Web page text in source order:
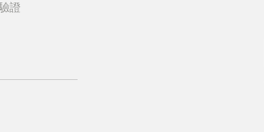
證